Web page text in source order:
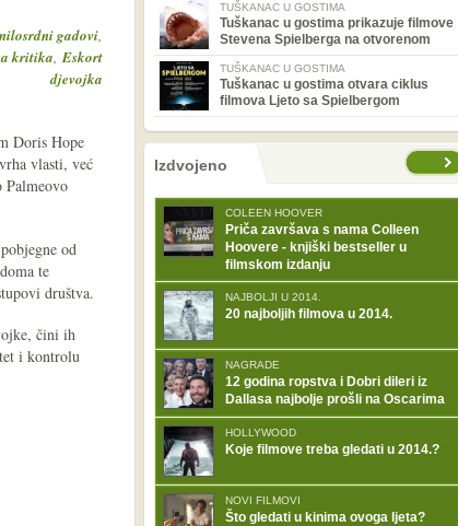
gadovi,
kritika,Eskort
djevojka
Doris Hope
vlasti, već
Palmeovo
od
te
društva.
čini ih
i kontrolu
TUŠKANAC U GOSTIMA
Tuškanac u gostima prikazuje filmove
Stevena Spielberga na otvorenom
TUŠKANAC U GOSTIMA
Tuškanac u gostima otvara ciklus
filmova Ljeto sa Spielbergom
nema prethodne stranice
sljedećeIzdvojeno
COLEEN HOOVER
Priča završava s nama Colleen
Hoovere - knjiški bestseller u
filmskom izdanju
NAJBOLJI U 2014.
20 najboljih filmova u 2014.
NAGRADE
12 godina ropstva i Dobri dileri iz
Dallasa najbolje prošli na Oscarima
HOLLYWOOD
Koje filmove treba gledati u 2014.?
NOVI FILMOVI
Što gledati u kinima ovoga ljeta?